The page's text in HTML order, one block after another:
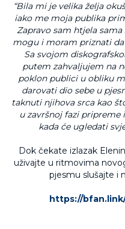
“Bila mi je velika želja
iako me moja publika
Zapravo sam htjela
mogu i moram priznati
Sa svojom
putem zahvaljujem na
poklon publici u obliku
darovati dio sebe u
taknuti njihova srca kao
u završnoj fazi
kada će ugledati
Dok čekate izlazak
uživajte u ritmovima
pjesmu slušajte i
https://